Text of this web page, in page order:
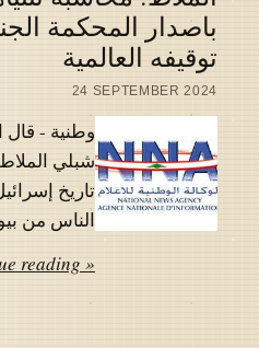
باصدار المحكمة
توقيفه العالمية
24 SEPTEMBER 2024
وطنية - قال
شبلي
تاريخ
الناس من
reading »